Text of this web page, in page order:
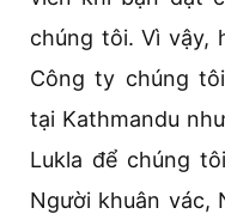
chúng tôi. Vì vậy,
Công ty chúng
tại Kathmandu
Lukla để chúng
Người khuân vác,